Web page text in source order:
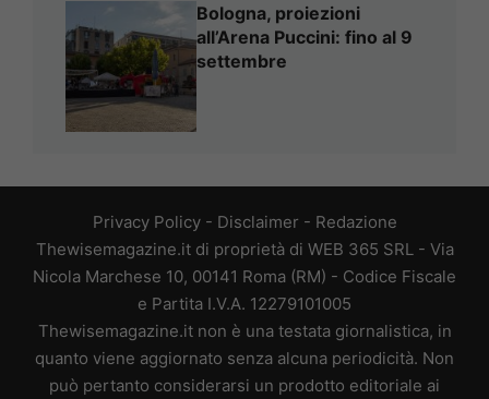
Bologna, proiezioni
all’Arena Puccini: fino al 9
settembre
Privacy Policy- Disclaimer - Redazione
Thewisemagazine.it di proprietà di WEB 365 SRL - Via
Nicola Marchese 10, 00141 Roma (RM) - Codice Fiscale
e Partita I.V.A. 12279101005
Thewisemagazine.it non è una testata giornalistica, in
quanto viene aggiornato senza alcuna periodicità. Non
può pertanto considerarsi un prodotto editoriale ai